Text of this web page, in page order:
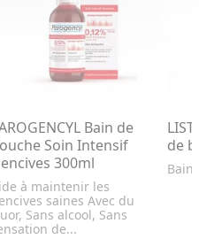
Bain de
Soin Intensif
300ml
à maintenir les
saines Avec du
Sans alcool, Sans
de...
de
Bain